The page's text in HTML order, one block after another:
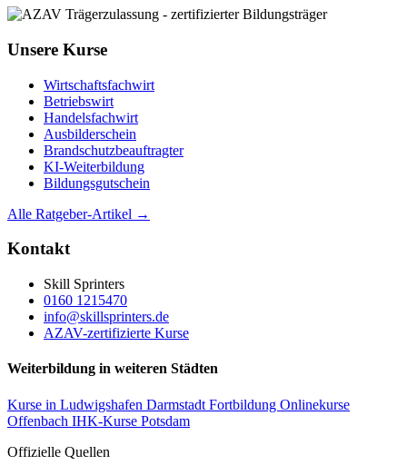
Unsere Kurse
Wirtschaftsfachwirt
Betriebswirt
Handelsfachwirt
Ausbilderschein
Brandschutzbeauftragter
KI-Weiterbildung
Bildungsgutschein
Alle Ratgeber-Artikel →
Kontakt
Skill Sprinters
0160 1215470
info@skillsprinters.de
AZAV-zertifizierte Kurse
Weiterbildung in weiteren Städten
Kurse in Ludwigshafen Darmstadt Fortbildung Onlinekurse
Offenbach IHK-Kurse Potsdam
Offizielle Quellen